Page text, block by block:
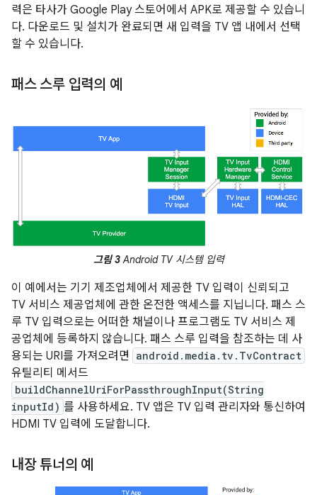
력은 타사가 Google Play 스토어에서 APK로 제공할 수 있습니
다. 다운로드 및 설치가 완료되면 새 입력을 TV 앱 내에서 선택
할 수 있습니다.
패스 스루 입력의 예
그림 3Android TV 시스템 입력
이 예에서는 기기 제조업체에서 제공한 TV 입력이 신뢰되고
TV 서비스 제공업체에 관한 온전한 액세스를 지닙니다. 패스 스
루 TV 입력으로는 어떠한 채널이나 프로그램도 TV 서비스 제
공업체에 등록하지 않습니다. 패스 스루 입력을 참조하는 데 사
용되는 URI를 가져오려면
android.media.tv.TvContract
유틸리티 메서드
buildChannelUriForPassthroughInput(String
inputId) 를 사용하세요. TV 앱은 TV 입력 관리자와 통신하여
HDMI TV 입력에 도달합니다.
내장 튜너의 예